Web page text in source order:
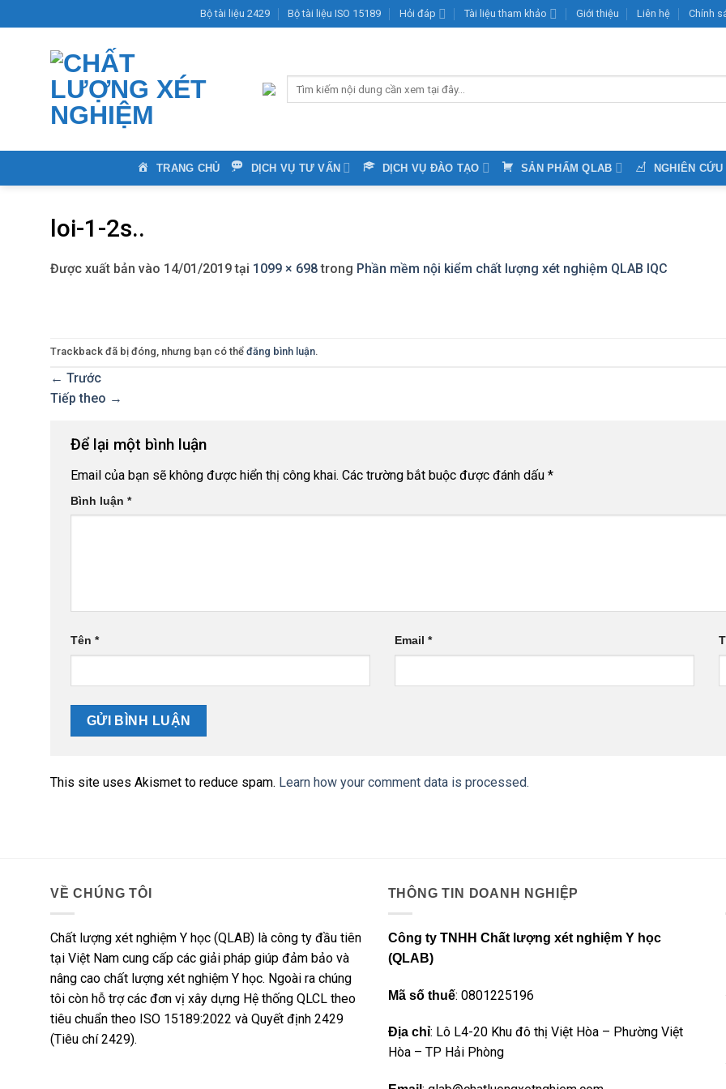
qua
Bộ tài liệu 2429 Bộ tài liệu ISO 15189 Hỏi đáp Tài liệu tham khảo Giới thiệu Liên hệ Chính
TRANG CHỦ DỊCH VỤ TƯ VẤN DỊCH VỤ ĐÀO TẠO SẢN PHẨM QLAB NGHIÊN
loi-1-2s..
Được xuất bản vào 14/01/2019tại 1099 × 698trong Phần mềm nội kiểm chất lượng xét nghiệm QLAB IQC
Trackback đã bị đóng, nhưng bạn có thể đăng bình luận.
← Trước
Tiếp theo →
Để lại một bình luận
Email của bạn sẽ không được hiển thị công khai. Các trường bắt buộc được đánh dấu *
Bình luận *
Tên * Email *
This site uses Akismet to reduce spam. Learn how your comment data is processed.
VỀ CHÚNG TÔI
Chất lượng xét nghiệm Y học (QLAB) là công ty đầu tiên
tại Việt Nam cung cấp các giải pháp giúp đảm bảo và
nâng cao chất lượng xét nghiệm Y học. Ngoài ra chúng
tôi còn hỗ trợ các đơn vị xây dựng Hệ thống QLCL theo
tiêu chuẩn theo ISO 15189:2022 và Quyết định 2429
(Tiêu chí 2429).
THÔNG TIN DOANH NGHIỆP
Công ty TNHH Chất lượng xét nghiệm Y học
(QLAB)
Mã số thuế: 0801225196
Địa chỉ: Lô L4-20 Khu đô thị Việt Hòa – Phường Việt
Hòa – TP Hải Phòng